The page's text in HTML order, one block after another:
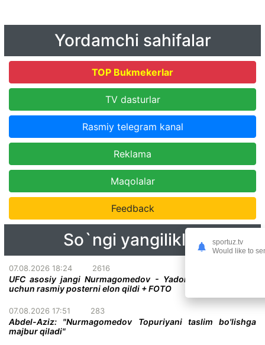
Yordamchi sahifalar
TOP Bukmekerlar
TV dasturlar
Rasmiy telegram kanal
Reklama
Maqolalar
Feedback
So`ngi yangiliklar
07.08.2026 18:24 2616
UFC asosiy jangi Nurmagomedov - Yadong bo'lgan turnir
uchun rasmiy posterni elon qildi + FOTO
07.08.2026 17:51 283
Abdel-Aziz: "Nurmagomedov Topuriyani taslim bo'lishga
majbur qiladi"
sportuz.tv
Would like to